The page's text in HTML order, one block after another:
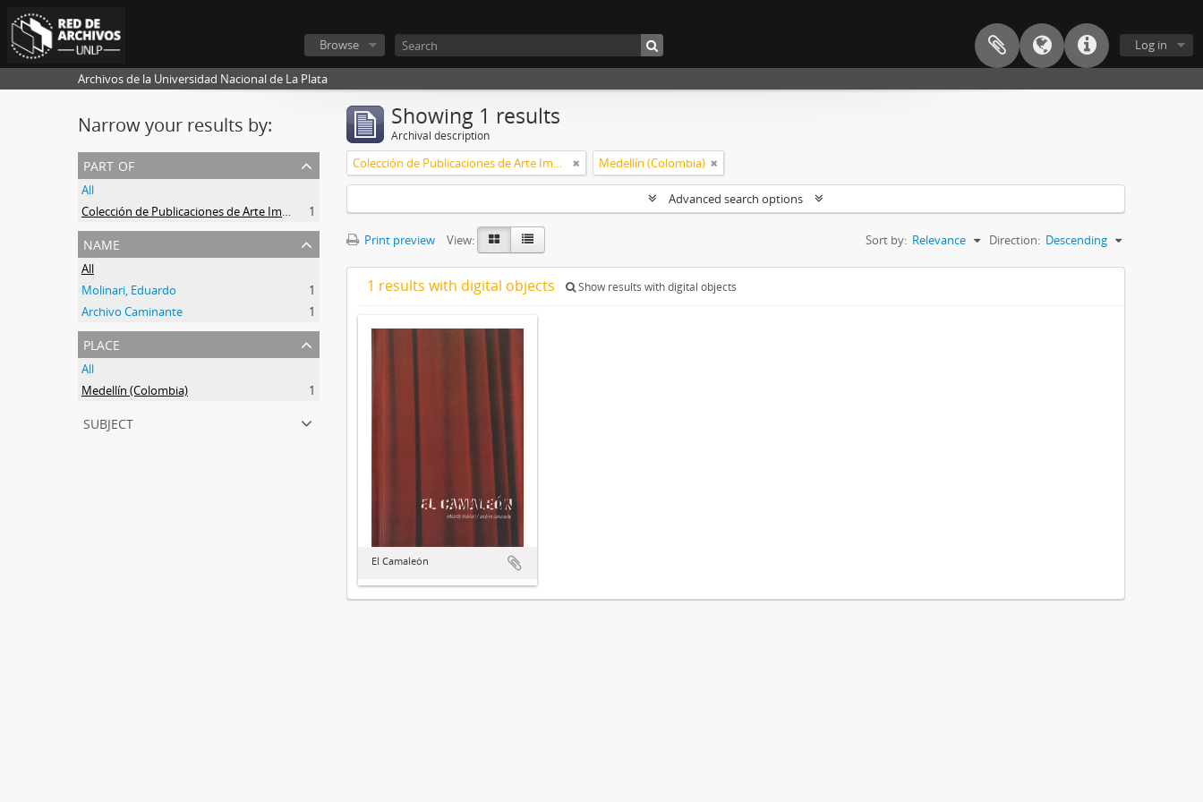
Log in
Browse
Archivos de la Universidad Nacional de La Plata
Narrow your results by:
part of
All
Colección de Publicaciones de Arte Impreso
1
name
All
Molinari, Eduardo
1
Archivo Caminante
1
place
All
Medellín (Colombia)
1
subject
Showing 1 results
Archival description
Colección de Publicaciones de Arte Impreso Medellín (Colombia)
Advanced search options
Print preview View: Sort by: Relevance Direction: Descending
1 results with digital objects Show results with digital objects
El Camaleón